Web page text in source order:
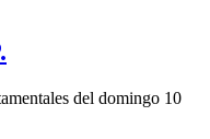
del domingo 10